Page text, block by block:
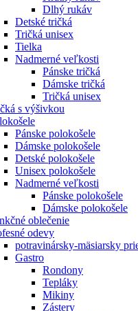
Dlhý rukáv
Detské tričká
Tričká unisex
Tielka
Nadmerné veľkosti
Pánske tričká
Dámske tričká
Tričká unisex
s výšivkou
Pánske polokošele
Dámske polokošele
Detské polokošele
Unisex polokošele
Nadmerné veľkosti
Pánske polokošele
Dámske polokošele
oblečenie
odevy
potravinársky-mäsiarsky
Gastro
Rondony
Tepláky
Mikiny
Zástery